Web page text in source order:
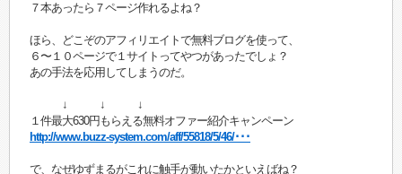
７本あったら７ページ作れるよね？
ほら、どこぞのアフィリエイトで無料ブログを使って、
６〜１０ページで１サイトってやつがあったでしょ？
あの手法を応用してしまうのだ。
↓ ↓ ↓
１件最大630円もらえる無料オファー紹介キャンペーン
http://www.buzz-system.com/aff/55818/5/46/･･･
で、なぜゆずまるがこれに触手が動いたかといえばね？